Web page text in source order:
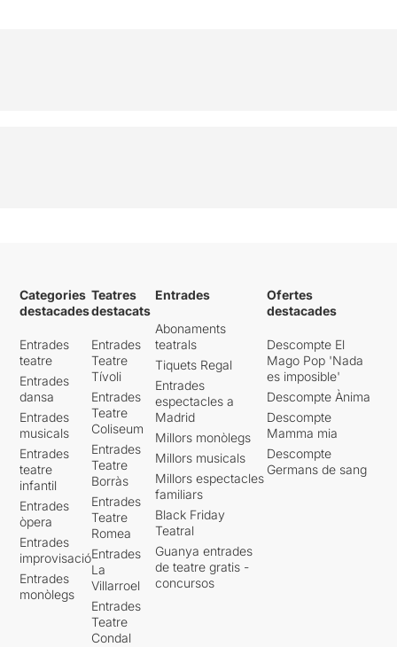
Categories
destacades
Entrades
teatre
Entrades
dansa
Entrades
musicals
Entrades
teatre
infantil
Entrades
òpera
Entrades
improvisació
Entrades
monòlegs
Teatres
destacats
Entrades
Teatre
Tívoli
Entrades
Teatre
Coliseum
Entrades
Teatre
Borràs
Entrades
Teatre
Romea
Entrades
La
Villarroel
Entrades
Teatre
Condal
Entrades
Abonaments
teatrals
Tiquets Regal
Entrades
espectacles a
Madrid
Millors monòlegs
Millors musicals
Millors espectacles
familiars
Black Friday
Teatral
Guanya entrades
de teatre gratis -
concursos
Ofertes
destacades
Descompte El
Mago Pop 'Nada
es imposible'
Descompte Ànima
Descompte
Mamma mia
Descompte
Germans de sang